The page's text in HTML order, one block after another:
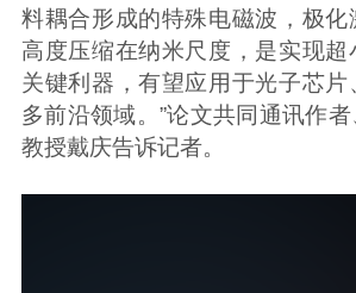
料耦合形成的特殊电磁波，极化
高度压缩在纳米尺度，是实现超
关键利器，有望应用于光子芯
多前沿领域。”论文共同通讯作
教授戴庆告诉记者。